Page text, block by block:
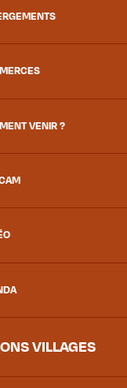
VENIR ?
VILLAGES
la vallée.